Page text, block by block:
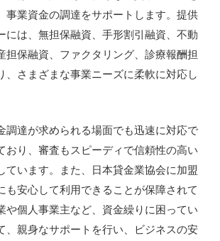
事業資金の調達をサポートします。提供
には、無担保融資、手形割引融資、不動
担保融資、ファクタリング、診療報酬担
、さまざまな事業ニーズに柔軟に対応し
調達が求められる場面でも迅速に対応で
おり、審査もスピーディで信頼性の高い
ています。また、日本貸金業協会に加盟
も安心して利用できることが保障されて
や個人事業主など、資金繰りに困ってい
、親身なサポートを行い、ビジネスの安